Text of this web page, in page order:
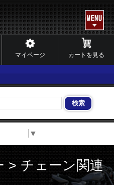
マイページ カートを見る
▼
> チェーン関連